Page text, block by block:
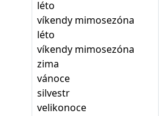
léto
víkendy mimosezóna
léto
víkendy mimosezóna
zima
vánoce
silvestr
velikonoce